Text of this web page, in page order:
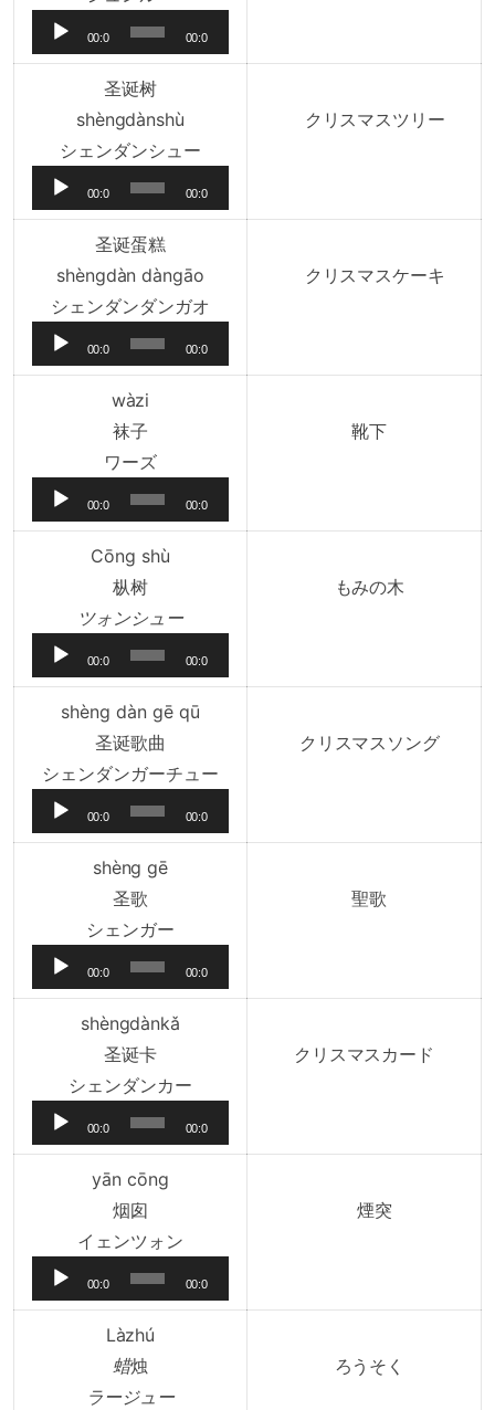
プ
ー
ヤ
00:0
0
00:0
0
圣诞树
shèngdànshù
シェンダンシュー音
プ
ー
ヤ
00:0
0
00:0
0
クリスマスツリー
圣诞蛋糕
shèngdàn dàngāo
シェンダンダンガオ
プ
00:0
0
00:0
0
クリスマスケーキ
wàzi
袜子
ワーズ音
声
プ
レ
ヤ
ー
00:0
0
00:0
0
靴下
Cōng shù
枞树
ツォンシュー音
プ
レ
ヤ
00:0
0
00:0
0
もみの木
shèng dàn gē qū
圣诞歌曲
シェンダンガーチュー音
プ
00:0
0
00:0
0
クリスマスソング
shèng gē
圣歌
シェンガー音
プ
レ
ヤ
00:0
0
00:0
0
聖歌
shèngdànkǎ
圣诞卡
シェンダンカー音
プ
00:0
0
00:0
0
クリスマスカード
yān cōng
烟囱
イェンツォン音
プ
00:0
0
00:0
0
煙突
Làzhú
蜡烛
ラージュー音
ろうそく